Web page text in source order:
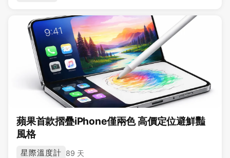
蘋果首款摺疊iPhone僅兩色 高價定位避鮮豔
風格
星際溫度計 89 天